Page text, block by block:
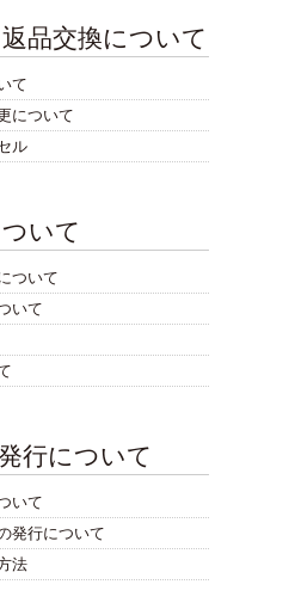
品交換について
て
について
ル
いて
ついて
いて
行について
いて
発行について
法